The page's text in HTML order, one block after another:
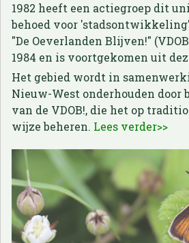
1982 heeft een actiegroep dit
behoed voor
"De Oeverlanden Blijven!"
1984 en is voortgekomen uit
Het gebied wordt in
Nieuw-West onderhouden
van de VDOB!, die het op
wijze beheren. Lees verder>>